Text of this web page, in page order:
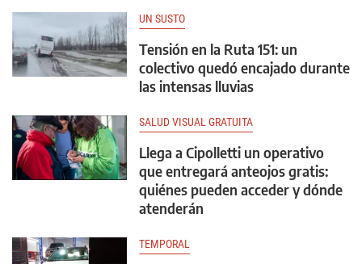
UN SUSTO
Tensión en la Ruta 151: un
colectivo quedó encajado durante
las intensas lluvias
SALUD VISUAL GRATUITA
Llega a Cipolletti un operativo
que entregará anteojos gratis:
quiénes pueden acceder y dónde
atenderán
TEMPORAL